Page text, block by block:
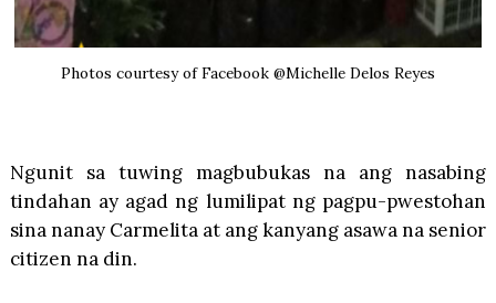
Photos courtesy of Facebook @Michelle Delos Reyes
Ngunit sa tuwing magbubukas na ang nasabing
tindahan ay agad ng lumilipat ng pagpu-pwestohan
sina nanay Carmelita at ang kanyang asawa na senior
citizen na din.